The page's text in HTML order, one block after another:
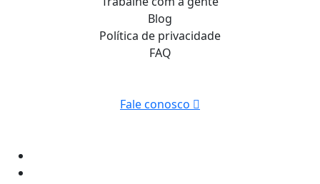
Blog
Política de privacidade
FAQ
Fale conosco